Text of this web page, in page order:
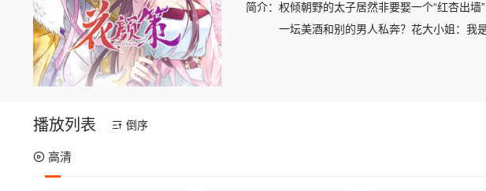
简介： 权倾朝野的太子居然非要娶一个“红杏出
一坛美酒和别的男人私奔？花大小姐：我
播放列表 倒序
高清